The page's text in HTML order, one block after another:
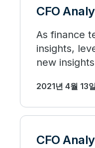
CFO
As finance
insights,
new
2021년 4월 13
CFO